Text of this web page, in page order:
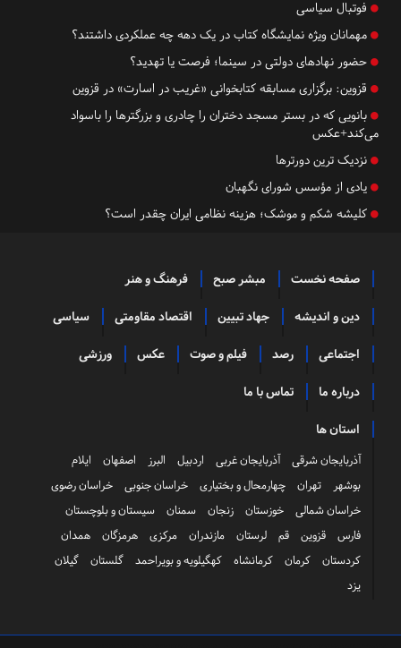
فوتبال سیاسی
مهمانان ویژه نمایشگاه کتاب در یک دهه چه عملکردی داشتند؟
حضور نهادهای دولتی در سینما؛ فرصت یا تهدید؟
قزوین: برگزاری مسابقه کتابخوانی «غریب در اسارت» در قزوین
بانویی که در بستر مسجد دختران را چادری و بزرگترها را باسواد
می‌کند+عکس
نزدیک‌ ترین دورترها
یادی از مؤسس شورای نگهبان
کلیشه شکم و موشک؛ هزینه نظامی ایران چقدر است؟
صفحه نخست مبشر صبح فرهنگ و هنر
دین و اندیشه جهاد تبیین اقتصاد مقاومتی سیاسی
اجتماعی رصد فیلم و صوت عکس ورزشی
درباره ما تماس با ما
استان ها
آذربایجان شرقی آذربایجان غربی اردبیل البرز اصفهان
ایلام
بوشهر
تهران چهارمحال و بختیاری خراسان جنوبی
خراسان رضوی
خراسان شمالی
خوزستان زنجان سمنان
سیستان و بلوچستان
فارس
قزوین قم لرستان مازندران مرکزی هرمزگان
همدان
کردستان
کرمان کرمانشاه کهگیلویه و بویراحمد گلستان
گیلان
یزد